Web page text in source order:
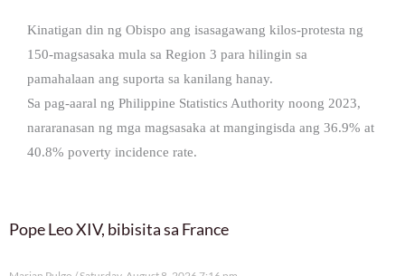
Kinatigan din ng Obispo ang isasagawang kilos-protesta ng
150-magsasaka mula sa Region 3 para hilingin sa
pamahalaan ang suporta sa kanilang hanay.
Sa pag-aaral ng Philippine Statistics Authority noong 2023,
nararanasan ng mga magsasaka at mangingisda ang 36.9% at
40.8% poverty incidence rate.
Pope Leo XIV, bibisita sa France